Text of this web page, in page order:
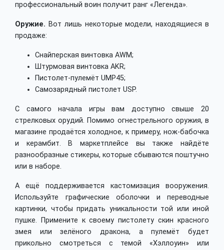
профессиональный воин получит ранг «Легенда».
Оружие. Вот лишь некоторые модели, находящиеся в
продаже:
Снайперская винтовка AWM;
Штурмовая винтовка AKR;
Пистолет-пулемёт UMP45;
Самозарядный пистолет USP.
С самого начала игры вам доступно свыше 20
стрелковых орудий. Помимо огнестрельного оружия, в
магазине продаётся холодное, к примеру, нож-бабочка
и керамбит. В маркетплейсе вы также найдёте
разнообразные стикеры, которые сбываются поштучно
или в наборе.
А ещё поддерживается кастомизация вооружения.
Используйте графические оболочки и переводные
картинки, чтобы придать уникальности той или иной
пушке. Примените к своему пистолету скин красного
змея или зелёного дракона, а пулемёт будет
прикольно смотреться с темой «Хэллоуин» или